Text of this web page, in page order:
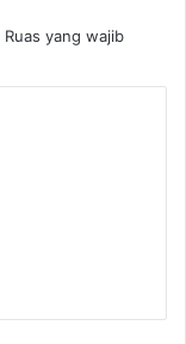
Ruas yang wajib